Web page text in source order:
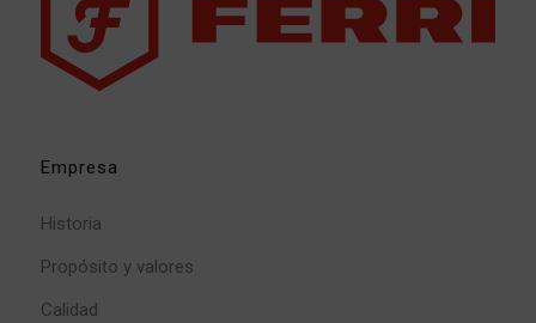
Empresa
Historia
Propósito y valores
Calidad